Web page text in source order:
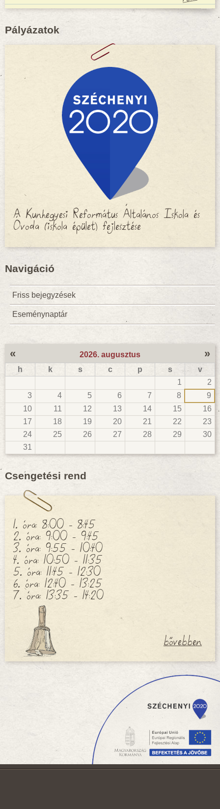
Pályázatok
A Kunhegyesi Református Általános Iskola és
Óvoda (iskola épület) fejlesztése
Navigáció
Friss bejegyzések
Eseménynaptár
2026. augusztus
« »
h k s c p s
v
1
2
3
4 5 6 7 8
9
10
11 12 13 14 15
16
17
18 19 20 21 22
23
24
25 26 27 28 29
30
31
Csengetési rend
1. óra: 8:00 - 8:45
2. óra: 9:00 - 9:45
3. óra: 9:55 - 10:40
4. óra: 10:50 - 11:35
5. óra: 11:45 - 12:30
6. óra: 12:40 - 13:25
7. óra: 13:35 - 14:20
bővebben